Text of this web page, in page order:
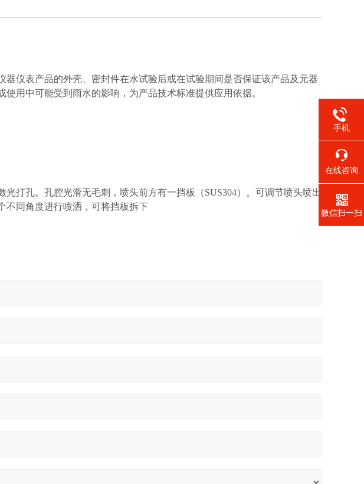
器仪表产品的外壳、密封件在水试验后或在试验期间是否保证该产品及元器
用中可能受到雨水的影响，为产品技术标准提供应用依据。
打孔。孔腔光滑无毛刺，喷头前方有一挡板（SUS304）。可调节喷头喷出
不同角度进行喷洒，可将挡板拆下
手机
在线咨询
微信扫一扫